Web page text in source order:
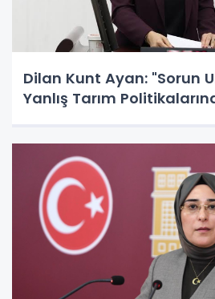
Dilan Kunt Ayan: "Sorun
Yanlış Tarım